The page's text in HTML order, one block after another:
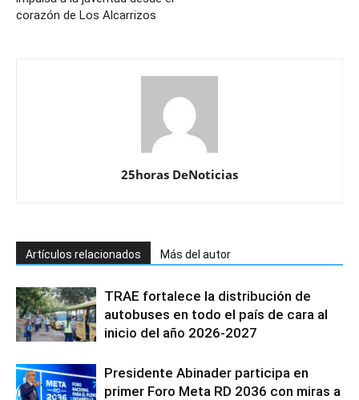
corazón de Los Alcarrizos
25horas DeNoticias
Artículos relacionados Más del autor
TRAE fortalece la distribución de
autobuses en todo el país de cara al
inicio del año 2026-2027
Presidente Abinader participa en
primer Foro Meta RD 2036 con miras a